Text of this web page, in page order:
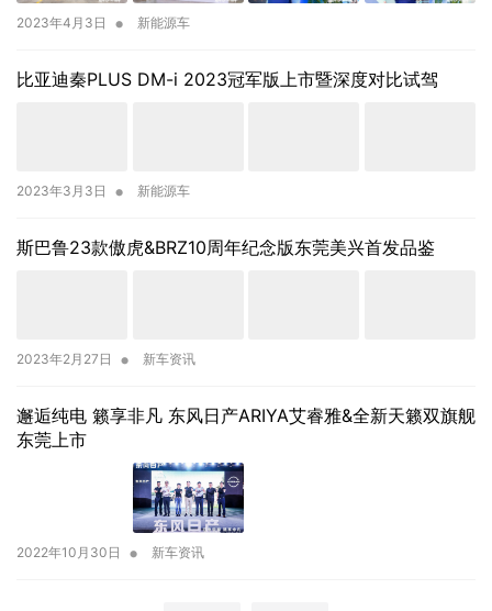
2023年4月3日 • 新能源车
比亚迪秦PLUS DM-i 2023冠军版上市暨深度对比试驾
2023年3月3日 • 新能源车
斯巴鲁23款傲虎&BRZ10周年纪念版东莞美兴首发品鉴
2023年2月27日 • 新车资讯
邂逅纯电 籁享非凡 东风日产ARIYA艾睿雅&全新天籁双旗舰
东莞上市
2022年10月30日 • 新车资讯